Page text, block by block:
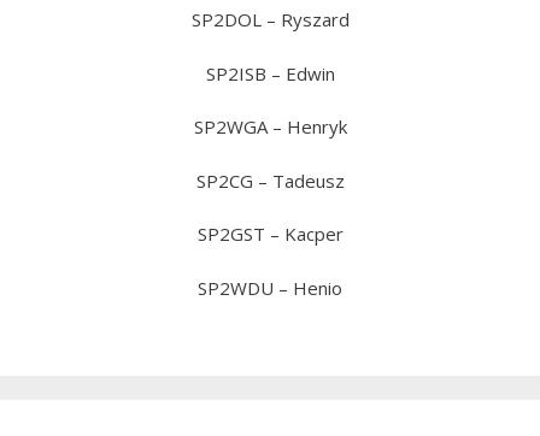
SP2DOL – Ryszard
SP2ISB – Edwin
SP2WGA – Henryk
SP2CG – Tadeusz
SP2GST – Kacper
SP2WDU – Henio